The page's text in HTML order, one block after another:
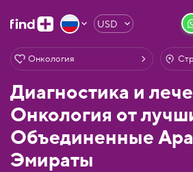
USD
Онкология
Диагностика и
Онкология от
Объединенные
Эмираты